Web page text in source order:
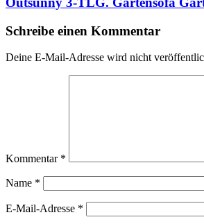
Schreibe einen Kommentar
Deine E-Mail-Adresse wird nicht
Kommentar *
Name *
E-Mail-Adresse *